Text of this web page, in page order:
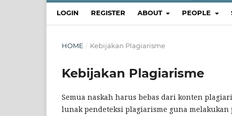
LOGIN REGISTER ABOUT PEOPLE
HOME / Kebijakan Plagiarisme
Kebijakan Plagiarisme
Semua naskah harus bebas dari konten
lunak pendeteksi plagiarisme guna